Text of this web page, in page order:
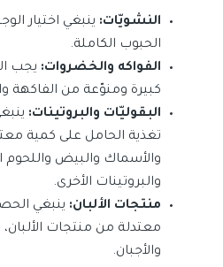
النشويّات: ينبغي اختيار
الحبوب الكاملة.
الفواكه والخضروات: يجب
كبيرة ومنوّعة من الفاكهة
البقوليّات والبروتينات:
تغذية الحامل على كمية
والأسماك والبيض واللحوم
والبروتينات الأخرى.
منتجات الألبان: ينبغي
معتدلة من منتجات
والأجبان.